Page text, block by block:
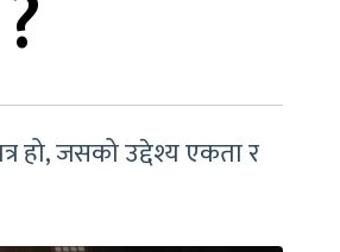
हो, जसको उद्देश्य एकता र